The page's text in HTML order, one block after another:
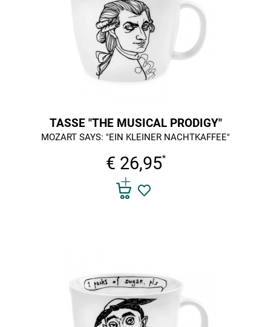
TASSE "THE MUSICAL PRODIGY"
MOZART SAYS: "EIN KLEINER NACHTKAFFEE"
€ 26,95*